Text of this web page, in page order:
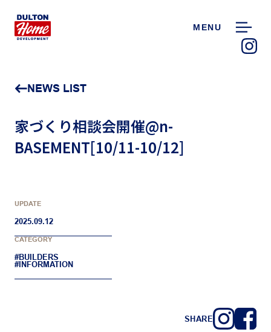
MENU
NEWS LIST
家づくり相談会開催@n-
BASEMENT[10/11-10/12]
UPDATE
2025.09.12
CATEGORY
#BUILDERS
#INFORMATION
SHARE